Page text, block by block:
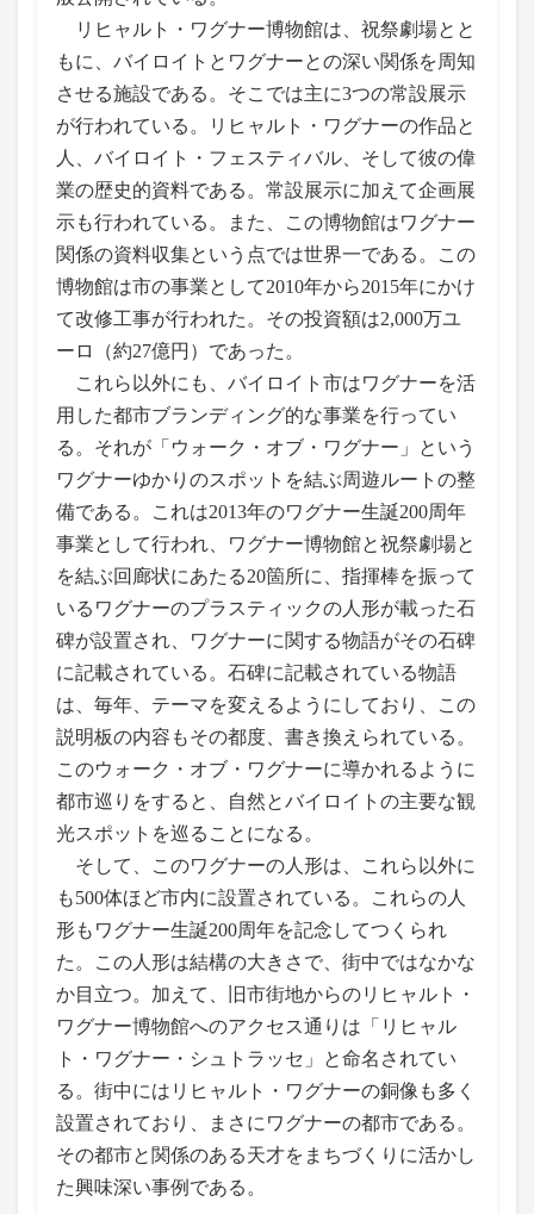
リヒャルト・ワグナー博物館は、祝祭劇場とと
もに、バイロイトとワグナーとの深い関係を周知
させる施設である。そこでは主に3つの常設展示
が行われている。リヒャルト・ワグナーの作品と
人、バイロイト・フェスティバル、そして彼の偉
業の歴史的資料である。常設展示に加えて企画展
示も行われている。また、この博物館はワグナー
関係の資料収集という点では世界一である。この
博物館は市の事業として2010年から2015年にかけ
て改修工事が行われた。その投資額は2,000万ユ
ーロ（約27億円）であった。
これら以外にも、バイロイト市はワグナーを活
用した都市ブランディング的な事業を行ってい
る。それが「ウォーク・オブ・ワグナー」という
ワグナーゆかりのスポットを結ぶ周遊ルートの整
備である。これは2013年のワグナー生誕200周年
事業として行われ、ワグナー博物館と祝祭劇場と
を結ぶ回廊状にあたる20箇所に、指揮棒を振って
いるワグナーのプラスティックの人形が載った石
碑が設置され、ワグナーに関する物語がその石碑
に記載されている。石碑に記載されている物語
は、毎年、テーマを変えるようにしており、この
説明板の内容もその都度、書き換えられている。
このウォーク・オブ・ワグナーに導かれるように
都市巡りをすると、自然とバイロイトの主要な観
光スポットを巡ることになる。
そして、このワグナーの人形は、これら以外に
も500体ほど市内に設置されている。これらの人
形もワグナー生誕200周年を記念してつくられ
た。この人形は結構の大きさで、街中ではなかな
か目立つ。加えて、旧市街地からのリヒャルト・
ワグナー博物館へのアクセス通りは「リヒャル
ト・ワグナー・シュトラッセ」と命名されてい
る。街中にはリヒャルト・ワグナーの銅像も多く
設置されており、まさにワグナーの都市である。
その都市と関係のある天才をまちづくりに活かし
た興味深い事例である。